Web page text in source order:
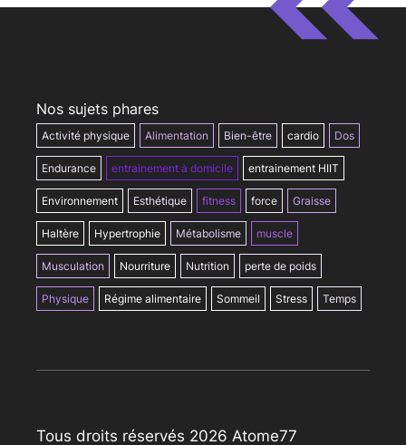
Nos sujets phares
Activité physique Alimentation Bien-être cardio Dos
Endurance entrainement à domicile entrainement HIIT
Environnement Esthétique fitness force Graisse
Haltère Hypertrophie Métabolisme muscle
Musculation Nourriture Nutrition perte de poids
Physique Régime alimentaire Sommeil Stress Temps
Tous droits réservés 2026 Atome77